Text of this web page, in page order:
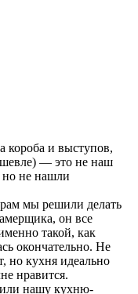
короба и выступов,
— это не наш
не нашли
мы решили делать
он все
такой, как
окончательно. Не
но кухня идеально
нравится.
нашу кухню-